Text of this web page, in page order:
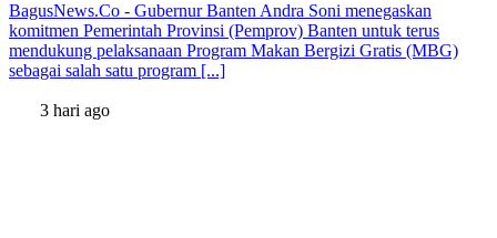
BagusNews.Co - Gubernur Banten Andra Soni menegaskan
komitmen Pemerintah Provinsi (Pemprov) Banten untuk terus
mendukung pelaksanaan Program Makan Bergizi Gratis (MBG)
sebagai salah satu program [...]
3 hari ago